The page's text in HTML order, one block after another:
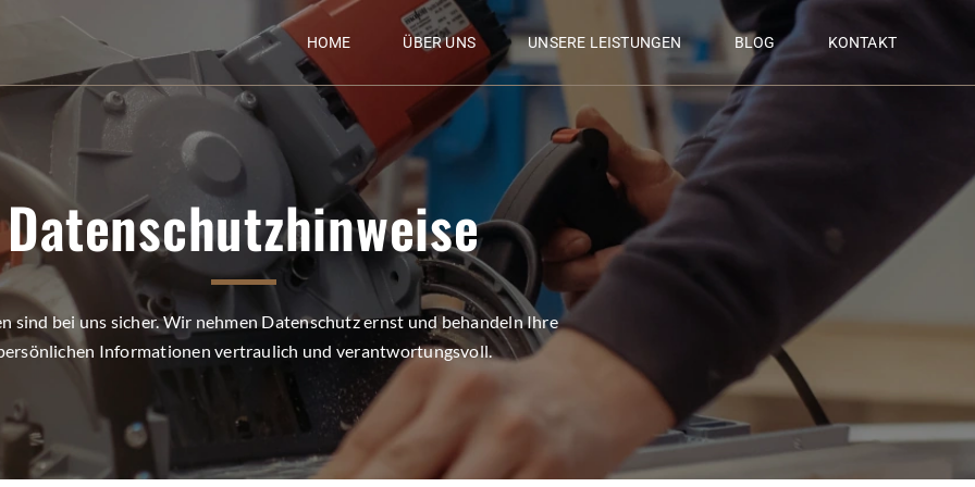
HOME ÜBER UNS UNSERE LEISTUNGEN BLOG KONTAKT
Datenschutzhinweise
sind bei uns sicher. Wir nehmen Datenschutz ernst und behandeln Ihre
Informationen vertraulich und verantwortungsvoll.